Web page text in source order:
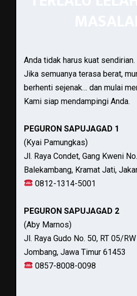
Anda tidak harus kuat sendirian.
Jika semuanya terasa berat,
berhenti sejenak… dan mulai
Kami siap mendampingi Anda.
PEGURON SAPUJAGAD 1
(Kyai Pamungkas)
Jl. Raya Condet, Gang Kweni
Balekambang, Kramat Jati,
0812-1314-5001
PEGURON SAPUJAGAD 2
(Aby Marnos)
Jl. Raya Gudo No. 50, RT 05/
Jombang, Jawa Timur 61453
0857-8008-0098